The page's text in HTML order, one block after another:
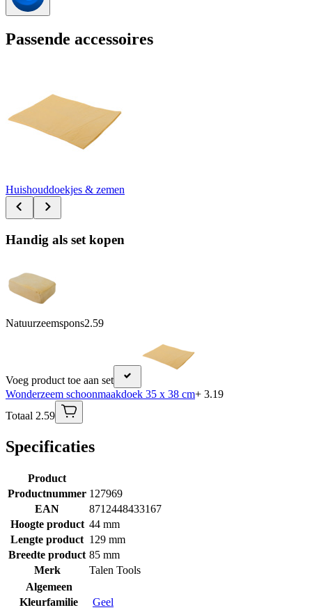
Passende accessoires
Huishouddoekjes & zemen
Handig als set kopen
Natuurzeemspons2.59
Voeg product toe aan set
Wonderzeem schoonmaakdoek 35 x 38 cm+ 3.19
Totaal 2.59
Specificaties
Product
Productnummer 127969
EAN
8712448433167
Hoogte product 44 mm
Lengte product 129 mm
Breedte product 85 mm
Merk
Talen Tools
Algemeen
Kleurfamilie
Geel